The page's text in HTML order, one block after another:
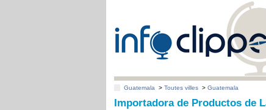
Guatemala >Toutes villes >Guatemala
Importadora de Productos de